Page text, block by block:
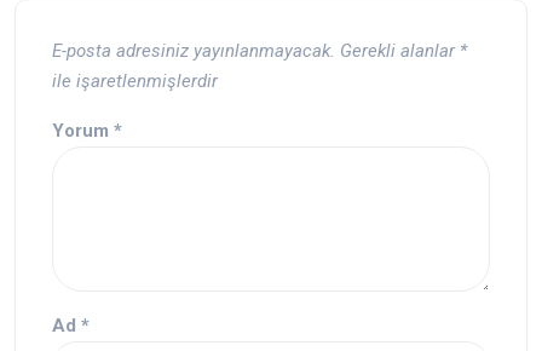
E-posta adresiniz yayınlanmayacak. Gerekli alanlar *
ile işaretlenmişlerdir
Yorum *
Ad *